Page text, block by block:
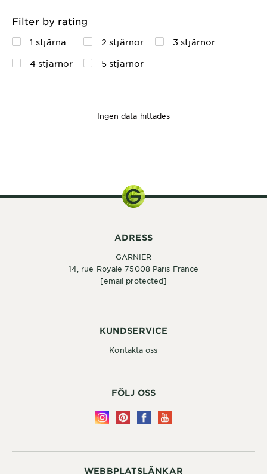
Filter by rating
1 stjärna 2 stjärnor
3 stjärnor
4 stjärnor
5 stjärnor
Ingen data hittades
WEBBPLATSLÄNKAR
KUNDSERVICE
Kontakta oss
FÖLJ OSS
ADRESS
GARNIER
14, rue Royale 75008 Paris France
[email protected]